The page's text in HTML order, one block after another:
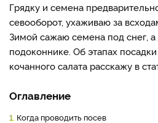
Грядку и семена
севооборот, ухаживаю за
Зимой сажаю семена под снег,
подоконнике. Об этапах
кочанного салата расскажу в
Оглавление
1. Когда проводить посев